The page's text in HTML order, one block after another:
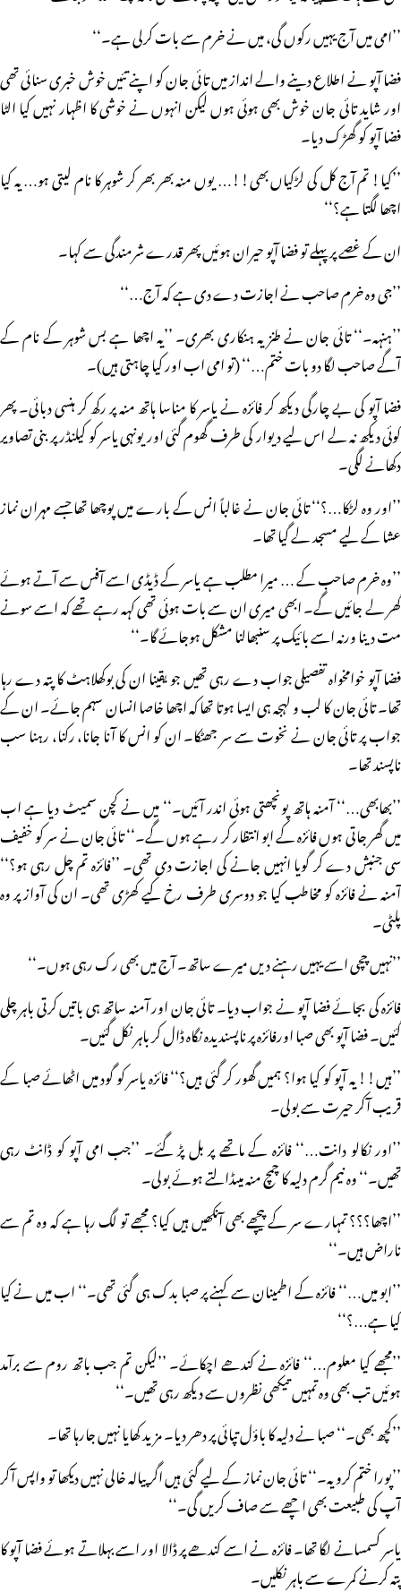
’’امی میں آج یہیں رکوں گی، میں نے خرم سے بات کرلی ہے۔‘‘
فضا آپو نے اطلاع دینے والے انداز میں تائی جان کو اپنے تئیں خوش خبری سنائی تھی
اور شاید تائی جان خوش بھی ہوئی ہوں لیکن انہوں نے خوشی کا اظہار نہیں کیا الٹا
فضا آپو کو گھڑک دیا۔
’’کیا! تم آج کل کی لڑکیاں بھی!!… یوں منہ بھر بھر کر شوہر کا نام لیتی ہو… یہ کیا
اچھا لگتا ہے؟‘‘
ان کے غصے پر پہلے تو فضا آپو حیران ہوئیں پھر قدرے شرمندگی سے کہا۔
’’جی وہ خرم صاحب نے اجازت دے دی ہے کہ آج…‘‘
’’ہنہہ۔‘‘ تائی جان نے طنزیہ ہنکاری بھری۔ ’’یہ اچھا ہے بس شوہر کے نام کے
آگے صاحب لگا دو بات ختم…‘‘ (تو امی اب اور کیا چاہتی ہیں)۔
فضا آپو کی بے چارگی دیکھ کر فائزہ نے یاسر کا مناسا ہاتھ منہ پر رکھ کر ہنسی دبائی۔ پھر
کوئی دیکھ نہ لے اس لیے دیوار کی طرف گھوم گئی اور یونہی یاسر کو کیلنڈر پر بنی تصاویر
دکھانے لگی۔
’’اور وہ لڑکا…؟‘‘ تائی جان نے غالباً انس کے بارے میں پوچھا تھا جسے مہران نماز
عشا کے لیے مسجد لے گیا تھا۔
’’وہ خرم صاحب کے … میرا مطلب ہے یاسر کے ڈیڈی اسے آفس سے آتے ہوئے
گھر لے جائیں گے۔ ابھی میری ان سے بات ہوئی تھی کہہ رہے تھے کہ اسے سونے
مت دینا ورنہ اسے بائیک پر سنبھالنا مشکل ہوجائے گا۔‘‘
فضا آپو خوامخواہ تفصیلی جواب دے رہی تھیں جو یقینا ان کی بوکھلاہٹ کا پتہ دے رہا
تھا۔ تائی جان کا لب و لہجہ ہی ایسا ہوتا تھا کہ اچھا خاصا انسان سہم جائے۔ ان کے
جواب پر تائی جان نے نخوت سے سر جھٹکا۔ ان کو انس کا آنا جانا، رکنا، رہنا سب
ناپسند تھا۔
’’بھابھی…‘‘ آمنہ ہاتھ پونچھتی ہوئی اندر آئیں۔‘‘ میں نے کچن سمیٹ دیا ہے اب
میں گھر جاتی ہوں فائزہ کے ابو انتظار کر رہے ہوں گے۔‘‘ تائی جان نے سر کو خفیف
سی جنبش دے کر گویا انہیں جانے کی اجازت دی تھی۔ ’’فائزہ تم چل رہی ہو؟‘‘
آمنہ نے فائزہ کو مخاطب کیا جو دوسری طرف رخ کیے کھڑی تھی۔ ان کی آواز پر وہ
پلٹی۔
’’نہیں چچی اسے یہیں رہنے دیں میرے ساتھ۔ آج میں بھی رک رہی ہوں۔‘‘
فائزہ کی بجائے فضا آپو نے جواب دیا۔ تائی جان اور آمنہ ساتھ ہی باتیں کرتی باہر چلی
گئیں۔ فضا آپو بھی صبا اورفائزہ پر ناپسندیدہ نگاہ ڈال کر باہر نکل گئیں۔
’’ہیں!! یہ آپو کو کیا ہوا؟ ہمیں گھور کر گئی ہیں؟‘‘ فائزہ یاسر کو گود میں اٹھائے صبا کے
قریب آکر حیرت سے بولی۔
’’اور نکالو دانت…‘‘ فائزہ کے ماتھے پر بل پڑ گئے۔ ’’جب امی آپو کو ڈانٹ رہی
تھیں۔‘‘ وہ نیم گرم دلیہ کا چمچ منہ میںڈالتے ہوئے بولی۔
’’اچھا؟؟؟ تمہارے سر کے پیچھے بھی آنکھیں ہیں کیا؟ مجھے تو لگ رہا ہے کہ وہ تم سے
ناراض ہیں۔‘‘
’’ابو میں…‘‘ فائزہ کے اطمینان سے کہنے پر صبا بدک ہی گئی تھی۔‘‘ اب میں نے کیا
کیا ہے…؟‘‘
’’مجھے کیا معلوم…‘‘ فائزہ نے کندھے اچکائے۔ ’’لیکن تم جب باتھ روم سے برآمد
ہوئیں تب بھی وہ تمہیں تیکھی نظروں سے دیکھ رہی تھیں۔‘‘
’’کچھ بھی۔‘‘ صبا نے دلیہ کا باؤل تپائی پر دھر دیا۔ مزید کھایا نہیں جارہا تھا۔
’’پورا ختم کرو یہ۔‘‘ تائی جان نماز کے لیے گئی ہیں اگر پیالہ خالی نہیں دیکھا تو واپس آکر
آپ کی طبیعت بھی اچھے سے صاف کریں گی۔‘‘
یاسر کسمسانے لگا تھا۔ فائزہ نے اسے کندھے پر ڈالا اور اسے بہلاتے ہوئے فضا آپو کا
پتہ کرنے کمرے سے باہر نکلیں۔